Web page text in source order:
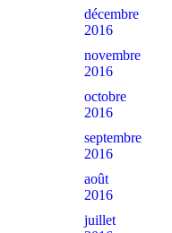
décembre
2016
novembre
2016
octobre
2016
septembre
2016
août
2016
juillet